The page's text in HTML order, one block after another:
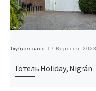
Опубліковано 17 Вересня, 2023
Готель Holiday, Nigrán